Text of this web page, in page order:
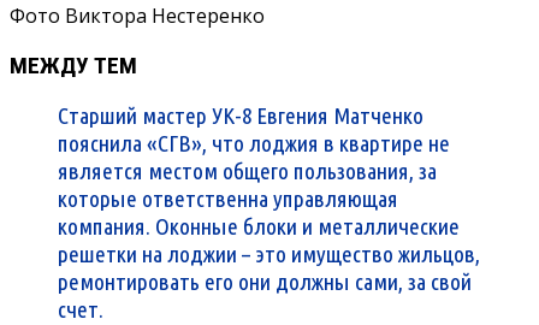
Фото Виктора Нестеренко
МЕЖДУ ТЕМ
Старший мастер УК-8 Евгения Матченко
пояснила «СГВ», что лоджия в квартире не
является местом общего пользования, за
которые ответственна управляющая
компания. Оконные блоки и металлические
решетки на лоджии – это имущество жильцов,
ремонтировать его они должны сами, за свой
счет.